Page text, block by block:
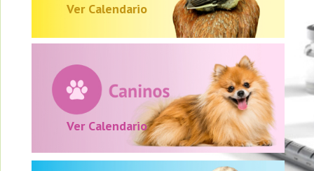
Ver Calendario
>
Ver Calendario